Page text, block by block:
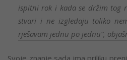
ispitni rok i kada se držim tog
stvari i ne izgledaju toliko
rješavam jednu po jednu”,
Svoje znanje sada ima priliku